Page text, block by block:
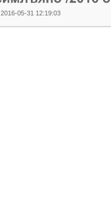
2016-05-31 12:19:03